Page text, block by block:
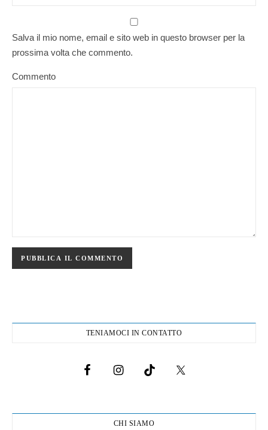
Salva il mio nome, email e sito web in questo browser per la
prossima volta che commento.
Commento
TENIAMOCI IN CONTATTO
CHI SIAMO